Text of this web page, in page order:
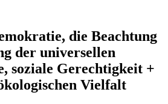
die Beachtung
der universellen
soziale Gerechtigkeit +
Vielfalt